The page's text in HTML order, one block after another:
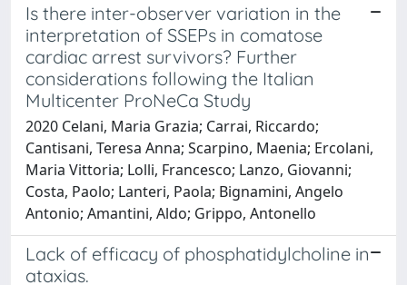
Is there inter-observer variation in the
interpretation of SSEPs in comatose
cardiac arrest survivors? Further
considerations following the Italian
Multicenter ProNeCa Study
2020 Celani, Maria Grazia; Carrai, Riccardo;
Cantisani, Teresa Anna; Scarpino, Maenia; Ercolani,
Maria Vittoria; Lolli, Francesco; Lanzo, Giovanni;
Costa, Paolo; Lanteri, Paola; Bignamini, Angelo
Antonio; Amantini, Aldo; Grippo, Antonello
Lack of efficacy of phosphatidylcholine in
ataxias.